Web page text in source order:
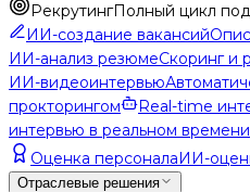
РекрутингПолный цикл
ИИ-создание вакансий
ИИ-анализ резюмеСкоринг и
ИИ-видеоинтервью
прокторингом
Real-time
интервью в реальном времени
Оценка персоналаИИ-
Отраслевые решения